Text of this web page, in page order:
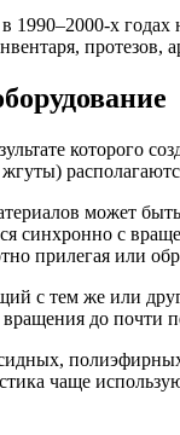
х
которого
может быть
синхронно с
прилегая или
с тем же или
до
чаще